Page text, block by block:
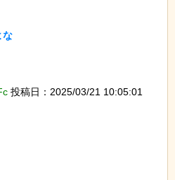
な
投稿日：2025/03/21 10:05:01